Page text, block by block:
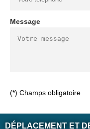
Message
(*) Champs obligatoire
DÉPLACEMENT ET